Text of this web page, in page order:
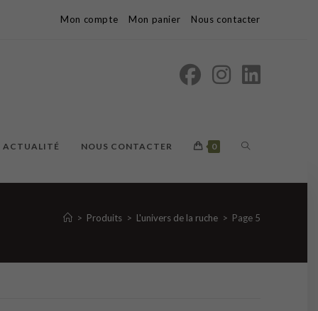
Mon compte Mon panier Nous contacter
ACTUALITÉ NOUS CONTACTER 0 TOGGLE
WEBSITE
> Produits > L'univers de la ruche > Page 5